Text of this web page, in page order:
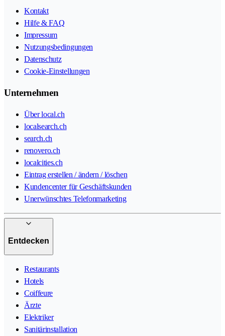
Kontakt
Hilfe & FAQ
Impressum
Nutzungsbedingungen
Datenschutz
Cookie-Einstellungen
Unternehmen
Über local.ch
localsearch.ch
search.ch
renovero.ch
localcities.ch
Eintrag erstellen / ändern / löschen
Kundencenter für Geschäftskunden
Unerwünschtes Telefonmarketing
Entdecken
Restaurants
Hotels
Coiffeure
Ärzte
Elektriker
Sanitärinstallation